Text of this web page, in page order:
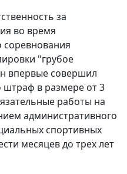
за
во время
соревнования
"грубое
впервые совершил
штраф в размере от 3
работы на
административного
спортивных
месяцев до трех лет